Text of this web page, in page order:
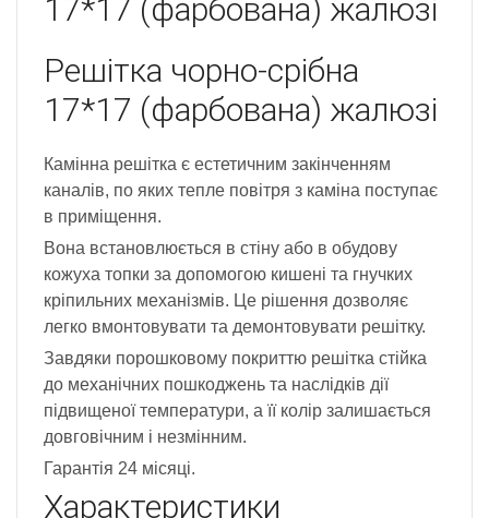
17*17 (фарбована) жалюзі
Решітка чорно-срібна
17*17 (фарбована) жалюзі
Камінна решітка є естетичним закінченням
каналів, по яких тепле повітря з каміна поступає
в приміщення.
Вона встановлюється в стіну або в обудову
кожуха топки за допомогою кишені та гнучких
кріпильних механізмів. Це рішення дозволяє
легко вмонтовувати та демонтовувати решітку.
Завдяки порошковому покриттю решітка стійка
до механічних пошкоджень та наслідків дії
підвищеної температури, а її колір залишається
довговічним і незмінним.
Гарантія 24 місяці.
Характеристики